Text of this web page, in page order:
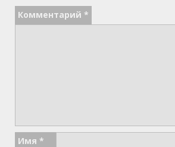
Комментарий *
Имя *